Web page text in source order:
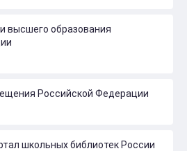
высшего образования
Российской Федерации
школьных библиотек России